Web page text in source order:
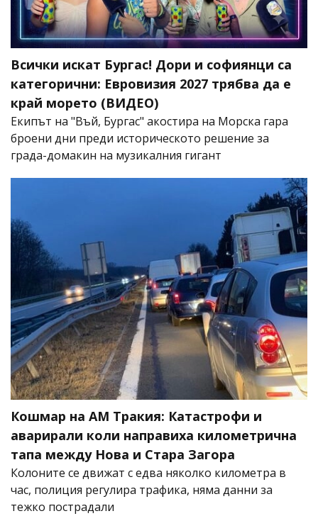
Всички искат Бургас! Дори и софиянци са
категорични: Евровизия 2027 трябва да е
край морето (ВИДЕО)
Екипът на "Въй, Бургас" акостира на Морска гара
броени дни преди историческото решение за
града-домакин на музикалния гигант
Кошмар на АМ Тракия: Катастрофи и
аварирали коли направиха километрична
тапа между Нова и Стара Загора
Колоните се движат с едва няколко километра в
час, полиция регулира трафика, няма данни за
тежко пострадали